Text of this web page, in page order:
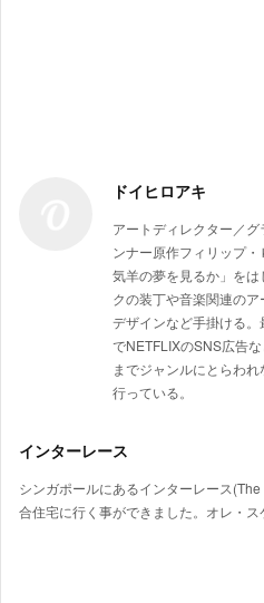
ドイヒロアキ
アートディレクター／
ンナー原作フィリップ
気羊の夢を見るか」を
クの装丁や音楽関連の
デザインなど手掛ける
でNETFLIXのSNS広告
までジャンルにとらわ
行っている。
インターレース
シンガポールにあるインターレース
合住宅に行く事ができました。オレ・